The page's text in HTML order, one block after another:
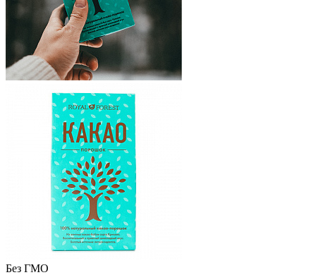
Без ГМО